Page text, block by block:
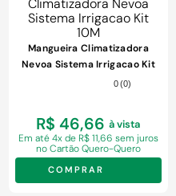
Mangueira Climatizadora
Nevoa Sistema Irrigacao Kit
0 (0)
R$ 46,66 à vista
Em até 4x de R$ 11,66 sem juros
no Cartão Quero-Quero
COMPRAR